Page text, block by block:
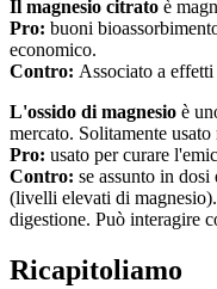
Il magnesio citrato è
Pro: buoni
economico.
Contro: Associato a
L'ossido di magnesio è
mercato. Solitamente
Pro: usato per curare
Contro: se assunto in
(livelli elevati di
digestione. Può interagire
Ricapitoliamo